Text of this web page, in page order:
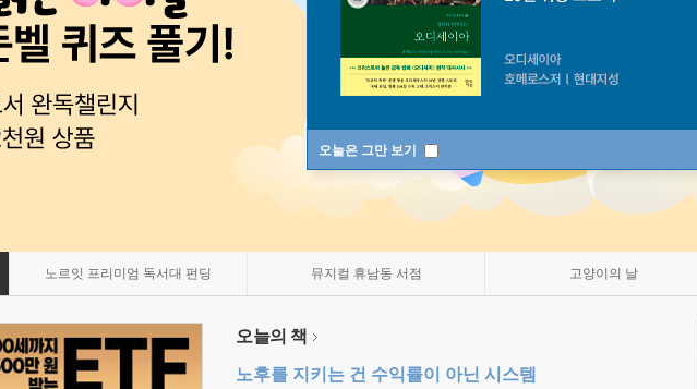
오늘은 그만 보기
노르잇 프리미엄 독서대 펀딩 뮤지컬 휴남동 서점 고양이의 날
오늘의 책
노후를 지키는 건 수익률이 아닌 시스템